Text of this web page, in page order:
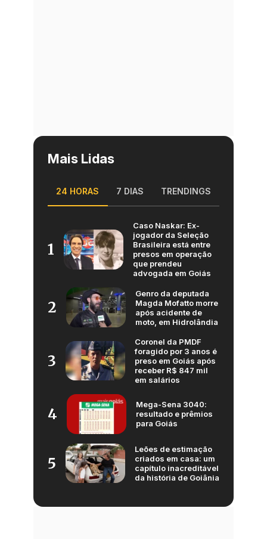
Mais Lidas
24 HORAS 7 DIAS TRENDINGS
1
Caso Naskar: Ex-
jogador da Seleção
Brasileira está entre
presos em operação
que prendeu
advogada em Goiás
2
Genro da deputada
Magda Mofatto morre
após acidente de
moto, em Hidrolândia
3
Coronel da PMDF
foragido por 3 anos é
preso em Goiás após
receber R$ 847 mil
em salários
4
Mega-Sena 3040:
resultado e prêmios
para Goiás
5
Leões de estimação
criados em casa: um
capítulo inacreditável
da história de Goiânia